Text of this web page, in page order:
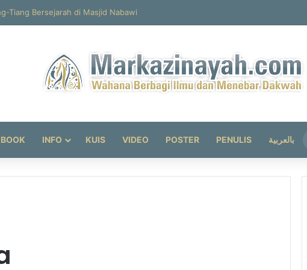
Tiang Bersejarah di Masjid Nabawi
INFO KUIS VIDEO POSTER PENULIS بالعربية